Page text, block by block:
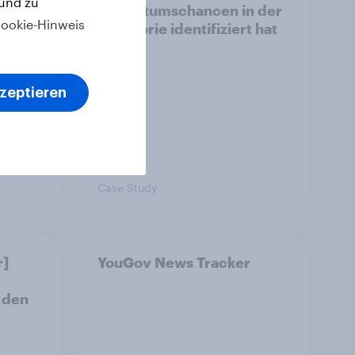
Wachstumschancen in der
Kategorie identifiziert hat
Case Study
YouGov News Tracker
Hinweis